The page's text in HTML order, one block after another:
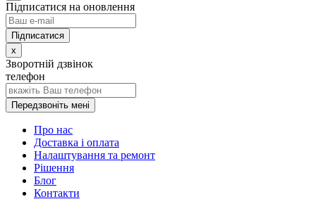
Підписатися на оновлення
x
Зворотній дзвінок
телефон
Передзвоніть мені
Про нас
Доставка і оплата
Налаштування та ремонт
Рішення
Блог
Контакти